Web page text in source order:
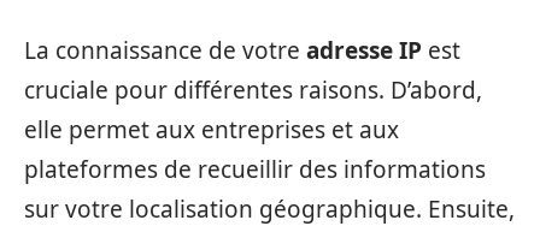
La connaissance de votre adresse IP est
cruciale pour différentes raisons. D’abord,
elle permet aux entreprises et aux
plateformes de recueillir des informations
sur votre localisation géographique. Ensuite,